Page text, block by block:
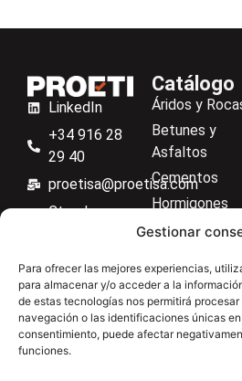
Gestionar
Para ofrecer las mejores experiencias,
para almacenar y/o acceder a la
de estas tecnologías nos permitirá
navegación o las identificaciones únicas
consentimiento, puede afectar
funciones.
LinkedIn
+34 916 28
29 40
proetisa@proetisa.com
Ctra de
M-106, Km
4,1, 28110
Algete,
Madrid
Catálogo
Áridos y
Betunes y
Asfaltos
Cementos
Hormigones
Suelos
Aceros
Material